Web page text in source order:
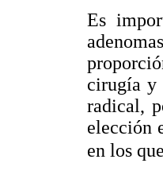
Es
cirugía y
radical,
elección
en los